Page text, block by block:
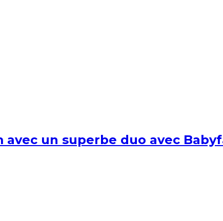
un superbe duo avec